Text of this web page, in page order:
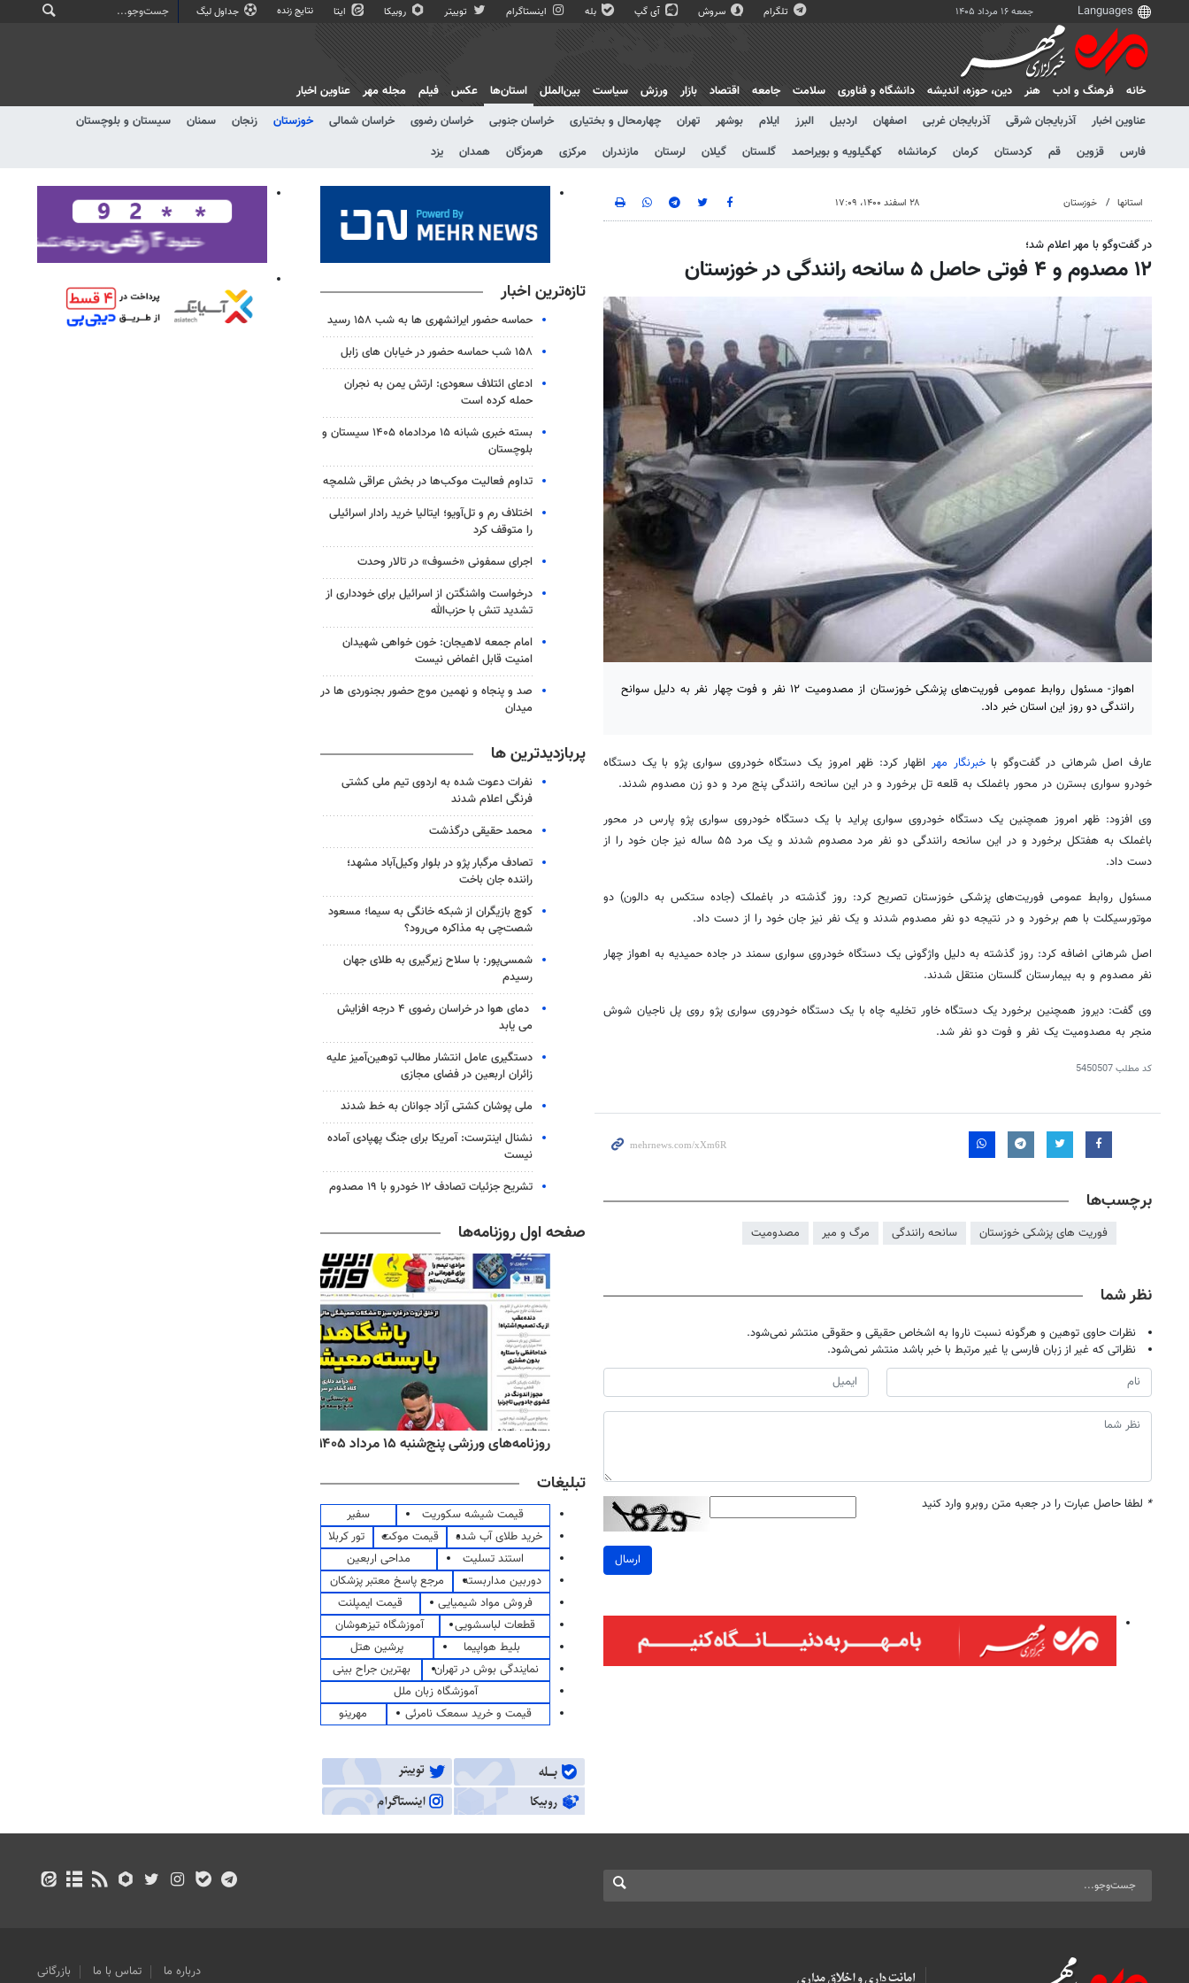
جمعه ۱۶ مرداد ۱۴۰۵ تلگرام سروش آی گپ بله اینستاگرام توییتر روبیکا ایتا نتایج زنده جداول لیگ
خانه فرهنگ و ادب هنر دين، حوزه، انديشه دانشگاه و فناوری سلامت جامعه اقتصاد بازار ورزش سیاست بین‌الملل
استان‌ها
عناوین اخبار
آذربایجان شرقی آذربایجان غربی اصفهان اردبیل البرز ایلام بوشهر تهران چهارمحال و بختیاری خراسان جنوبی خراسان رضوی خراسان شمالی خوزستان زنجان سمنان
سیستان و بلوچستان
فارس
قزوین قم کردستان کرمان کرمانشاه کهگیلویه و بویراحمد گلستان گیلان لرستان مازندران مرکزی هرمزگان همدان یزد
عکس فیلم مجله مهر عناوین اخبار
استانها خوزستان ۲۸ اسفند ۱۴۰۰، ۱۷:۰۹
در گفت‌وگو با مهر اعلام شد؛
۱۲ مصدوم و ۴ فوتی حاصل ۵ سانحه رانندگی در خوزستان
اهواز- مسئول روابط عمومی فوریت‌های پزشکی خوزستان از مصدومیت ۱۲ نفر و فوت چهار نفر به دلیل سوانح
رانندگی دو روز این استان خبر داد.
عارف اصلشرهانی در گفت‌وگو باخبرنگار مهر اظهار کرد: ظهر امروز یک دستگاه خودروی سواری پژو با یک دستگاه
خودرو سواری بسترن در محور باغملک به قلعه تل برخورد و در این سانحه رانندگی پنج مرد و دو زن مصدوم شدند.
وی افزود: ظهر امروز همچنین یک دستگاه خودروی سواری پراید با یک دستگاه خودروی سواری پژو پارس در محور
باغملکبه هفتکل
برخورد و در این سانحه رانندگی دو نفر مرد مصدوم شدند و یک مرد ۵۵ ساله نیز جان خود را از
دست داد.
مسئول روابط عمومی فوریت‌های پزشکی خوزستان تصریح کرد: روز گذشته در باغملک(جادهستکس بهدالون) دو
موتورسیکلت با هم برخورد و در نتیجه دو نفر مصدوم شدند و یک نفر نیز جان خود را از دست داد.
اصلشرهانی اضافه کرد: روز گذشته به دلیل واژگونی یک دستگاه خودروی سواری سمند در جاده حمیدیه به اهواز چهار
نفر مصدوم و به بیمارستان گلستان منتقل شدند.
وی گفت: دیروز همچنین برخورد یک دستگاه خاور تخلیه چاه با یک دستگاه خودروی سواری پژو روی پل ناجیان شوش
منجر به مصدومیت یک نفر و فوت دو نفر شد.
کد مطلب5450507
برچسب‌ها
فوریت های پزشکی خوزستان سانحه رانندگی مرگ و میر مصدومیت
نظر شما
نظرات حاوی توهین و هرگونه نسبت ناروا به اشخاص حقیقی و حقوقی منتشر نمی‌شود.
نظراتی که غیر از زبان فارسی یا غیر مرتبط با خبر باشد منتشر نمی‌شود.
* لطفا حاصل عبارت را در جعبه متن روبرو وارد کنید
ارسال
تازه‌ترین اخبار
حماسه حضور ایرانشهری ها به شب ۱۵۸ رسید
۱۵۸ شب حماسه حضور در خیابان های زابل
ادعای ائتلاف سعودی: ارتش یمن به نجران
حمله کرده است
بسته خبری شبانه ۱۵ مردادماه ۱۴۰۵ سیستان و
بلوچستان
تداوم فعالیت موکب‌ها در بخش عراقی شلمچه
اختلاف رم و تل‌آویو؛ ایتالیا خرید رادار اسرائیلی
را متوقف کرد
اجرای سمفونی «خسوف» در تالار وحدت
درخواست واشنگتن از اسرائیل برای خودداری از
تشدید تنش با حزب‌‎الله
امام جمعه لاهیجان: خون‌ خواهی شهیدان
امنیت قابل اغماض نیست
صد و پنجاه و نهمین موج حضور بجنوردی ها در
میدان
پربازدیدترین ها
نفرات دعوت شده به اردوی تیم ملی کشتی
فرنگی اعلام شدند
محمد حقیقی درگذشت
تصادف مرگبار پژو در بلوار وکیل‌آباد مشهد؛
راننده جان باخت
کوچ بازیگران از شبکه خانگی به سیما؛ مسعود
شصت‌چی به مذاکره می‌رود؟
شمسی‌پور: با سلاح زیرگیری به طلای جهان
رسیدم
دمای هوا در خراسان رضوی ۴ درجه افزایش
می یابد
دستگیری عامل انتشار مطالب توهین‌آمیز علیه
زائران اربعین در فضای مجازی
ملی پوشان کشتی آزاد جوانان به خط شدند
نشنال اینترست: آمریکا برای جنگ پهپادی آماده
نیست
تشریح جزئیات تصادف ۱۲ خودرو با ۱۹ مصدوم
صفحه اول روزنامه‌ها
روزنامه‌های ورزشی پنج‌شنبه ۱۵ مرداد ۱۴۰۵
تبلیغات
قیمت شیشه سکوریت
سفیر
خرید طلای آب شده
قیمت موکت
تور کربلا
استند تسلیت
مداحی اربعین
دوربین مداربسته
مرجع پاسخ معتبر پزشکان
فروش مواد شیمیایی
قیمت ایمپلنت
قطعات لباسشویی
آموزشگاه تیزهوشان
بلیط هواپیما
پرشین هتل
نمایندگی بوش در تهران
بهترین جراح بینی
آموزشگاه زبان ملل
قیمت و خرید سمعک نامرئی
مهرینو
درباره ما تماس با ما بازرگانی